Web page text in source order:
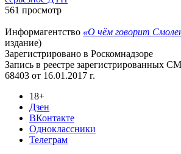
561 просмотр
Информагентство «О чём говорит
издание)
Зарегистрировано в Роскомнадзоре
Запись в реестре
68403 от 16.01.2017 г.
18+
Дзен
ВКонтакте
Одноклассники
Телеграм